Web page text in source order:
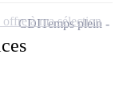
CDITemps plein
à ma sélection